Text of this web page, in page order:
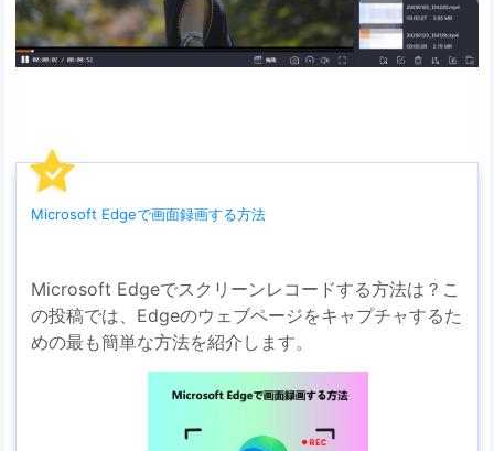
Microsoft Edgeで画面録画する方法
Microsoft Edgeでスクリーンレコードする方法は？こ
の投稿では、Edgeのウェブページをキャプチャするた
めの最も簡単な方法を紹介します。